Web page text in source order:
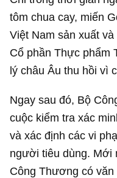
tôm chua cay, miến
Việt Nam sản xuất
Cổ phần Thực phẩm
lý châu Âu thu hồi vì
Ngay sau đó, Bộ
cuộc kiểm tra xác
và xác định các vi
người tiêu dùng. Mới
Công Thương có